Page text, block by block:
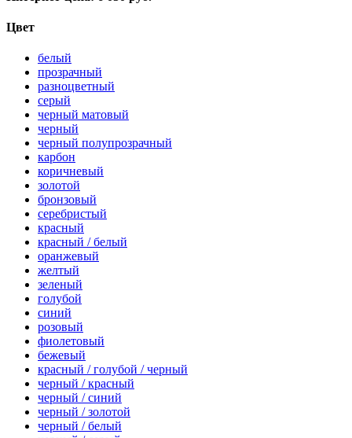
Цвет
белый
прозрачный
разноцветный
серый
черный матовый
черный
черный полупрозрачный
карбон
коричневый
золотой
бронзовый
серебристый
красный
красный / белый
оранжевый
желтый
зеленый
голубой
синий
розовый
фиолетовый
бежевый
красный / голубой / черный
черный / красный
черный / синий
черный / золотой
черный / белый